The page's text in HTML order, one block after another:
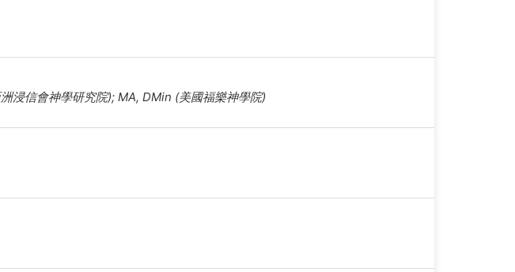
浸信會神學研究院); MA, DMin (美國福樂神學院)